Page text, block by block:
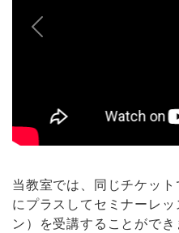
Previous
当教室では、同じチケッ
にプラスしてセミナーレ
ン）を受講することができ